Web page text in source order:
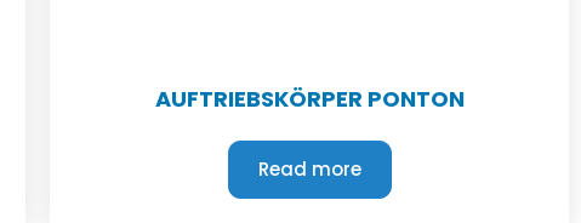
AUFTRIEBSKÖRPER PONTON
Read more